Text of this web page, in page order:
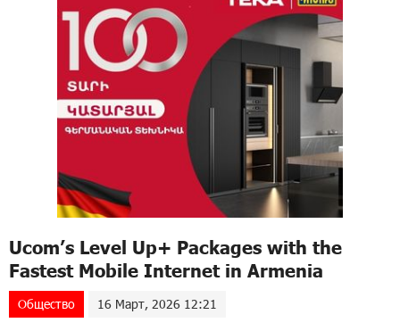
Ucom’s Level Up+ Packages with the
Fastest Mobile Internet in Armenia
Общество 16 Март, 2026 12:21